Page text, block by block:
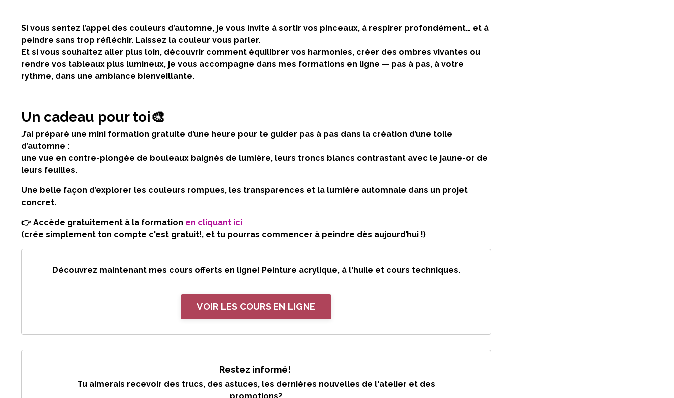
Si vous sentez l’appel des couleurs d’automne, je vous invite à sortir vos pinceaux, à respirer profondément… et à
peindre sans trop réfléchir. Laissez la couleur vous parler.
Et si vous souhaitez aller plus loin, découvrir comment équilibrer vos harmonies, créer des ombres vivantes ou
rendre vos tableaux plus lumineux, je vous accompagne dans mes formations en ligne — pas à pas, à votre
rythme, dans une ambiance bienveillante.
Un cadeau pour toi🎨
J’ai préparé une mini formation gratuite d’une heure pour te guider pas à pas dans la création d’une toile
d’automne :
une vue en contre-plongée de bouleaux baignés de lumière, leurs troncs blancs contrastant avec le jaune-or de
leurs feuilles.
Une belle façon d’explorer les couleurs rompues, les transparences et la lumière automnale dans un projet
concret.
👉 Accède gratuitement à la formation en cliquant ici
(crée simplement ton compte c'est gratuit!, et tu pourras commencer à peindre dès aujourd’hui !)
Découvrez maintenant mes cours offerts en ligne! Peinture acrylique, à l'huile et cours techniques.
VOIR LES COURS EN LIGNE
Restez informé!
Tu aimerais recevoir des trucs, des astuces, les dernières nouvelles de l'atelier et des